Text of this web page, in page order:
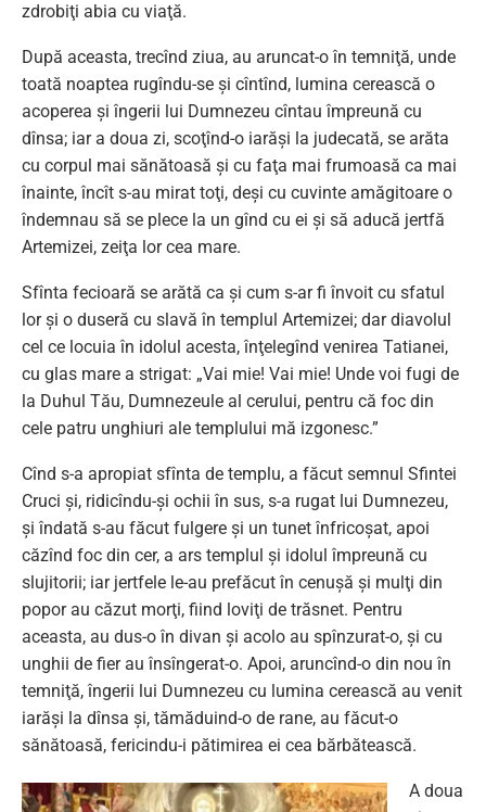
zdrobiţi abia cu viaţă.
După aceasta, trecînd ziua, au aruncat-o în temniţă, unde
toată noaptea rugîndu-se şi cîntînd, lumina cerească o
acoperea şi îngerii lui Dumnezeu cîntau împreună cu
dînsa; iar a doua zi, scoţînd-o iarăşi la judecată, se arăta
cu corpul mai sănătoasă şi cu faţa mai frumoasă ca mai
înainte, încît s-au mirat toţi, deşi cu cuvinte amăgitoare o
îndemnau să se plece la un gînd cu ei şi să aducă jertfă
Artemizei, zeiţa lor cea mare.
Sfînta fecioară se arătă ca şi cum s-ar fi învoit cu sfatul
lor şi o duseră cu slavă în templul Artemizei; dar diavolul
cel ce locuia în idolul acesta, înţelegînd venirea Tatianei,
cu glas mare a strigat: „Vai mie! Vai mie! Unde voi fugi de
la Duhul Tău, Dumnezeule al cerului, pentru că foc din
cele patru unghiuri ale templului mă izgonesc.”
Cînd s-a apropiat sfînta de templu, a făcut semnul Sfintei
Cruci şi, ridicîndu-şi ochii în sus, s-a rugat lui Dumnezeu,
şi îndată s-au făcut fulgere şi un tunet înfricoşat, apoi
căzînd foc din cer, a ars templul şi idolul împreună cu
slujitorii; iar jertfele le-au prefăcut în cenuşă şi mulţi din
popor au căzut morţi, fiind loviţi de trăsnet. Pentru
aceasta, au dus-o în divan şi acolo au spînzurat-o, şi cu
unghii de fier au însîngerat-o. Apoi, aruncînd-o din nou în
temniţă, îngerii lui Dumnezeu cu lumina cerească au venit
iarăşi la dînsa şi, tămăduind-o de rane, au făcut-o
sănătoasă, fericindu-i pătimirea ei cea bărbătească.
A doua